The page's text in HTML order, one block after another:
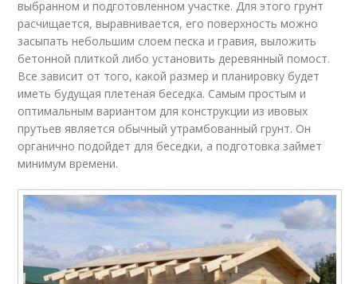
выбранном и подготовленном участке. Для этого грунт
расчищается, выравнивается, его поверхность можно
засыпать небольшим слоем песка и гравия, выложить
бетонной плиткой либо установить деревянный помост.
Все зависит от того, какой размер и планировку будет
иметь будущая плетеная беседка. Самым простым и
оптимальным вариантом для конструкции из ивовых
прутьев является обычный утрамбованный грунт. Он
органично подойдет для беседки, а подготовка займет
минимум времени.